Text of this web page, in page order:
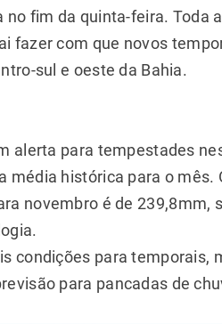
no fim da quinta-feira. Toda
fazer com que novos
sul e oeste da Bahia.
alerta para tempestades
média histórica para o mês.
novembro é de 239,8mm,
condições para temporais,
para pancadas de